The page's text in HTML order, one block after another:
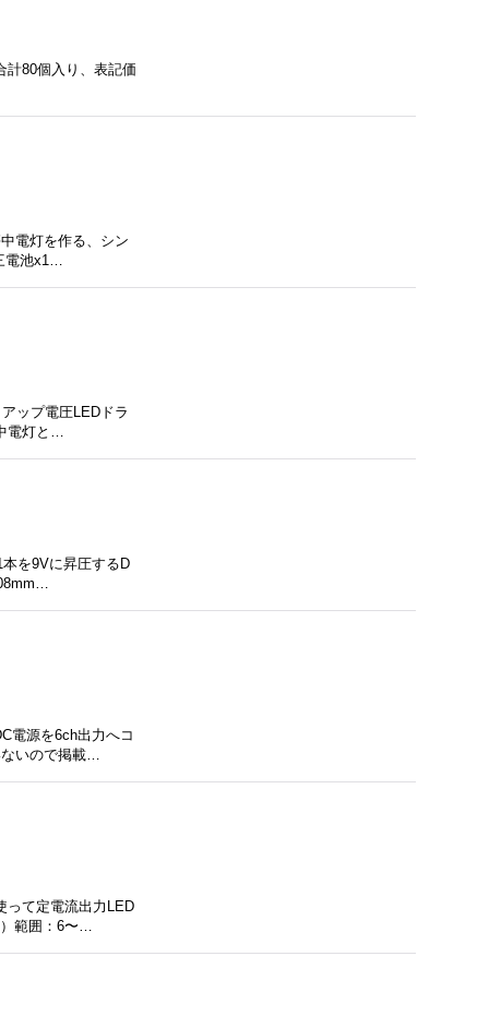
計80個入り、表記価
電灯を作る、シン
電池x1…
ップ電圧LEDドラ
電灯と…
を9Vに昇圧するD
電源を6ch出力へコ
ないので掲載…
て定電流出力LED
範囲：6〜…